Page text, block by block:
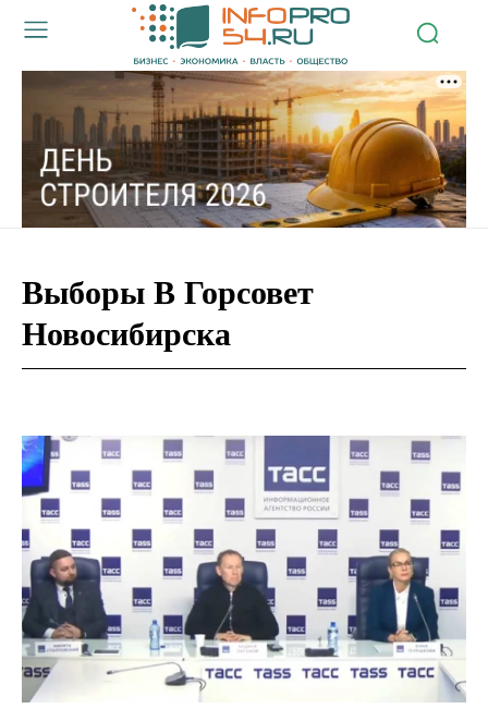
Выборы В Горсовет
Новосибирска